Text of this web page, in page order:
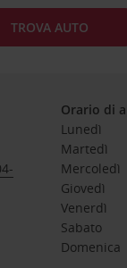
TROVA AUTO
Orario di
Lunedì
Martedì
Mercoledì
Giovedì
Venerdì
Sabato
Domenica